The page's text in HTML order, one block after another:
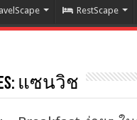
RestScape
แซนวิช